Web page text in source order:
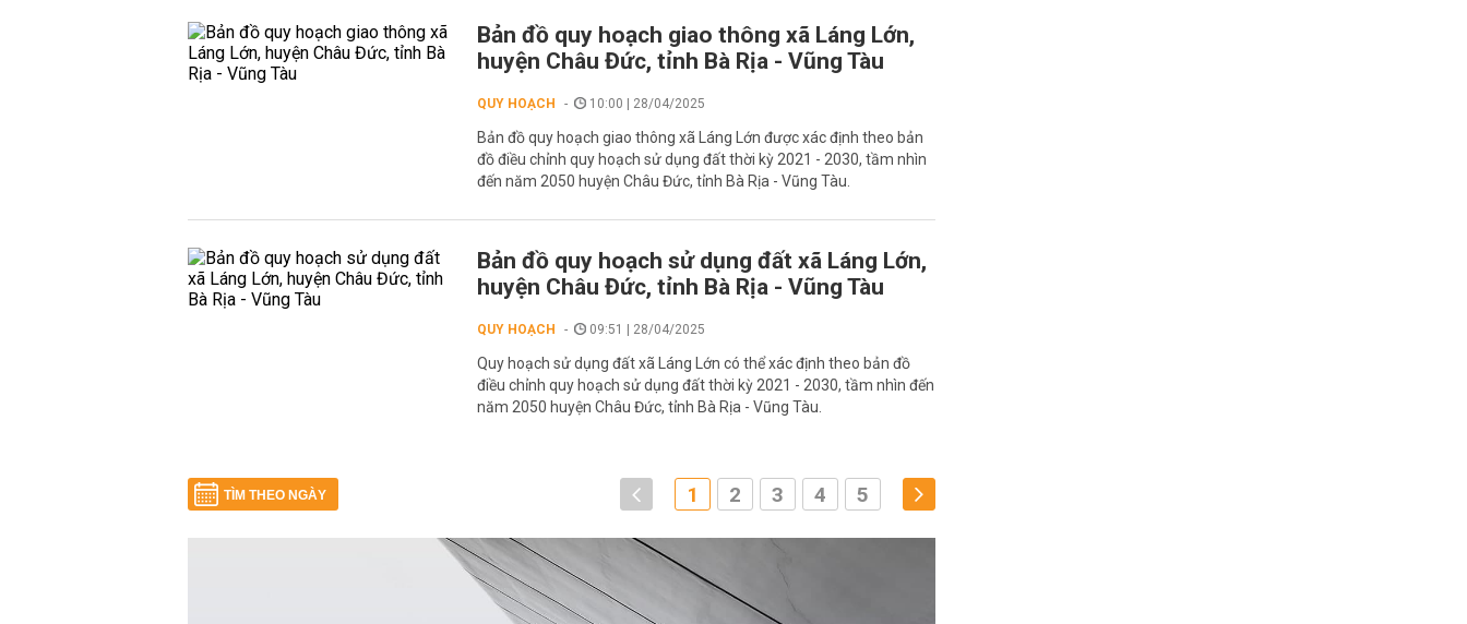
Bản đồ quy hoạch giao thông xã Láng Lớn,
huyện Châu Đức, tỉnh Bà Rịa - Vũng Tàu
QUY HOẠCH 10:00 | 28/04/2025
Bản đồ quy hoạch giao thông xã Láng Lớn được xác định theo bản
đồ điều chỉnh quy hoạch sử dụng đất thời kỳ 2021 - 2030, tầm nhìn
đến năm 2050 huyện Châu Đức, tỉnh Bà Rịa - Vũng Tàu.
Bản đồ quy hoạch sử dụng đất xã Láng Lớn,
huyện Châu Đức, tỉnh Bà Rịa - Vũng Tàu
QUY HOẠCH 09:51 | 28/04/2025
Quy hoạch sử dụng đất xã Láng Lớn có thể xác định theo bản đồ
điều chỉnh quy hoạch sử dụng đất thời kỳ 2021 - 2030, tầm nhìn đến
năm 2050 huyện Châu Đức, tỉnh Bà Rịa - Vũng Tàu.
TÌM THEO NGÀY 1 2 3 4 5